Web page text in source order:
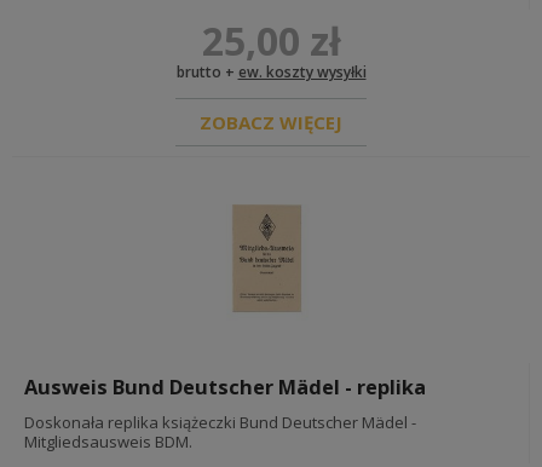
25,00 zł
brutto + ew. koszty wysyłki
ZOBACZ WIĘCEJ
Ausweis Bund Deutscher Mädel - replika
Doskonała replika książeczki Bund Deutscher Mädel -
Mitgliedsausweis BDM.